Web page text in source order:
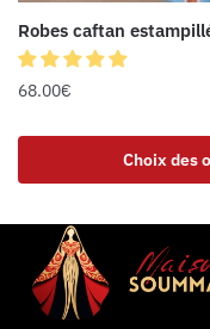
Robes caftan
68.00€
Choix des